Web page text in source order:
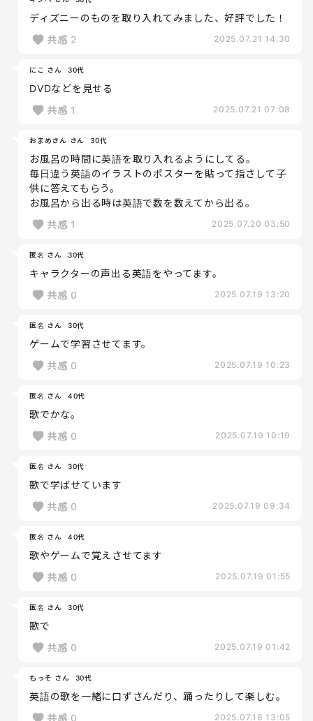
ディズニーのものを取り入れてみました、好評でした！
共感 2 2025.07.21 14:30
にこ さん 30代
DVDなどを見せる
共感 1 2025.07.21 07:08
おまめさん さん 30代
お風呂の時間に英語を取り入れるようにしてる。
毎日違う英語のイラストのポスターを貼って指さして子
供に答えてもらう。
お風呂から出る時は英語で数を数えてから出る。
共感 1 2025.07.20 03:50
匿名 さん 30代
キャラクターの声出る英語をやってます。
共感 0 2025.07.19 13:20
匿名 さん 30代
ゲームで学習させてます。
共感 0 2025.07.19 10:23
匿名 さん 40代
歌でかな。
共感 0 2025.07.19 10:19
匿名 さん 30代
歌で学ばせています
共感 0 2025.07.19 09:34
匿名 さん 40代
歌やゲームで覚えさせてます
共感 0 2025.07.19 01:55
匿名 さん 30代
歌で
共感 0 2025.07.19 01:42
もっそ さん 30代
英語の歌を一緒に口ずさんだり、踊ったりして楽しむ。
共感 0 2025.07.18 13:05